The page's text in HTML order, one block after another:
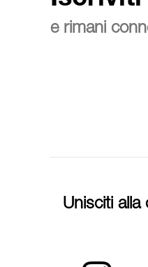
e rimani
Unisciti alla